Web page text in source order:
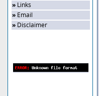
» Links
» Email
» Disclaimer